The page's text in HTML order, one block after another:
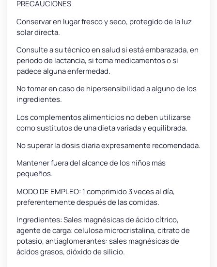
PRECAUCIONES
Conservar en lugar fresco y seco, protegido de la luz
solar directa.
Consulte a su técnico en salud si está embarazada, en
periodo de lactancia, si toma medicamentos o si
padece alguna enfermedad.
No tomar en caso de hipersensibilidad a alguno de los
ingredientes.
Los complementos alimenticios no deben utilizarse
como sustitutos de una dieta variada y equilibrada.
No superar la dosis diaria expresamente recomendada.
Mantener fuera del alcance de los niños más
pequeños.
MODO DE EMPLEO: 1 comprimido 3 veces al día,
preferentemente después de las comidas.
Ingredientes: Sales magnésicas de ácido cítrico,
agente de carga: celulosa microcristalina, citrato de
potasio, antiaglomerantes: sales magnésicas de
ácidos grasos, dióxido de silicio.